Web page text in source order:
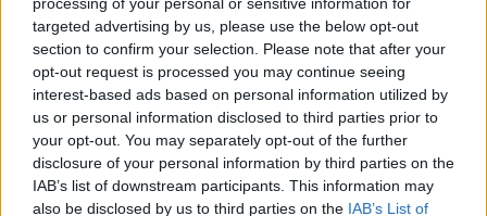
targeted advertising by us, please use the below opt-out
section to confirm your selection. Please note that after your
opt-out request is processed you may continue seeing
interest-based ads based on personal information utilized by
us or personal information disclosed to third parties prior to
your opt-out. You may separately opt-out of the further
disclosure of your personal information by third parties on the
IAB’s list of downstream participants. This information may
also be disclosed by us to third parties on the IAB’s List of
tarprinkiminiu laikotarpiu dažnai nieko nereiškia?
Laidos | Informacinis skydas
Visi įrašai